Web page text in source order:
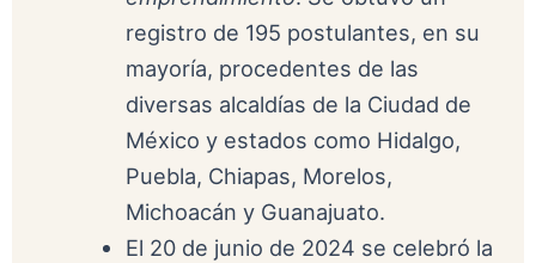
registro de 195 postulantes, en su
mayoría, procedentes de las
diversas alcaldías de la Ciudad de
México y estados como Hidalgo,
Puebla, Chiapas, Morelos,
Michoacán y Guanajuato.
El 20 de junio de 2024 se celebró la